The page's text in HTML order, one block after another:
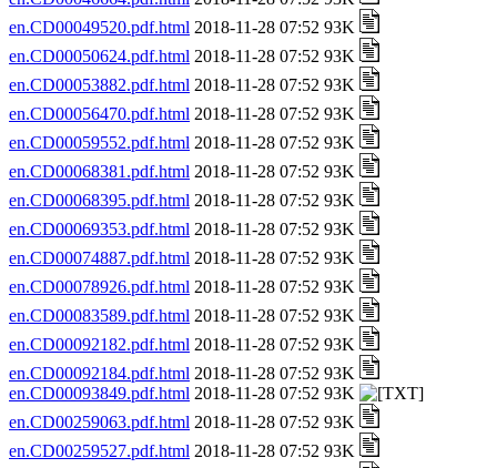
en.CD00049520.pdf.html 2018-11-28 07:52 93K
en.CD00050624.pdf.html 2018-11-28 07:52 93K
en.CD00053882.pdf.html 2018-11-28 07:52 93K
en.CD00056470.pdf.html 2018-11-28 07:52 93K
en.CD00059552.pdf.html 2018-11-28 07:52 93K
en.CD00068381.pdf.html 2018-11-28 07:52 93K
en.CD00068395.pdf.html 2018-11-28 07:52 93K
en.CD00069353.pdf.html 2018-11-28 07:52 93K
en.CD00074887.pdf.html 2018-11-28 07:52 93K
en.CD00078926.pdf.html 2018-11-28 07:52 93K
en.CD00083589.pdf.html 2018-11-28 07:52 93K
en.CD00092182.pdf.html 2018-11-28 07:52 93K
en.CD00092184.pdf.html 2018-11-28 07:52 93K
en.CD00093849.pdf.html 2018-11-28 07:52 93K
en.CD00259063.pdf.html 2018-11-28 07:52 93K
en.CD00259527.pdf.html 2018-11-28 07:52 93K